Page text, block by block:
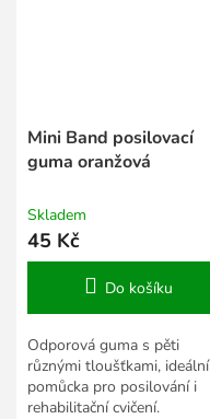
Mini Band posilovací
guma oranžová
Skladem
45 Kč
Do košíku
Odporová guma s pěti
různými tloušťkami, ideální
pomůcka pro posilování i
rehabilitační cvičení.